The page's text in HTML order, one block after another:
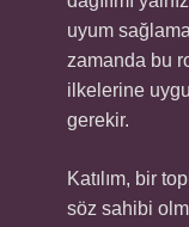
uyum
zamanda bu
ilkelerine
gerekir.
Katılım, bir
söz sahibi